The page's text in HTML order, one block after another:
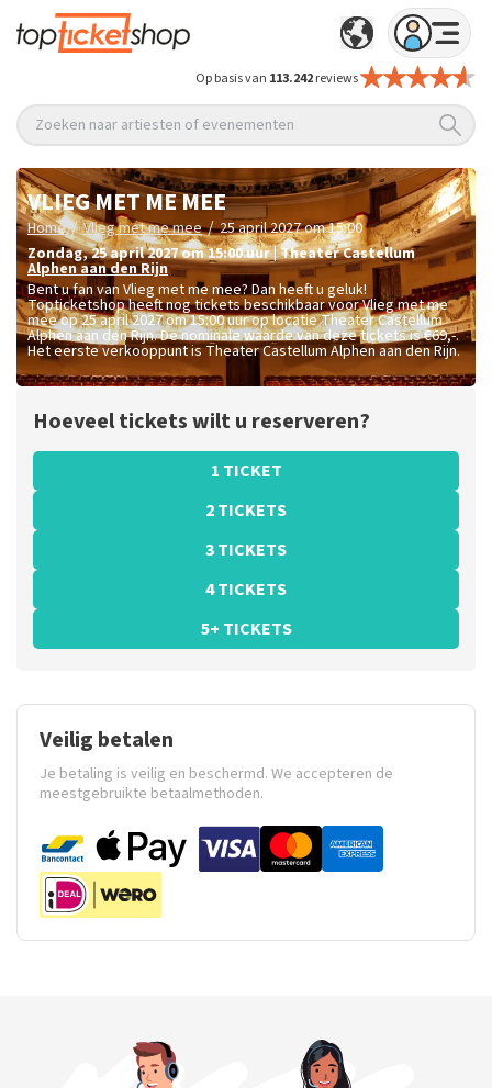
Op basis van 113.242reviews
Zoeken naar artiesten of evenementen
VLIEG MET ME MEE
Home / Vlieg met me mee / 25 april 2027 om 15:00
zondag,25 april 2027 om 15:00uur|Theater Castellum
Alphen aan den Rijn
Bent u fan van Vlieg met me mee? Dan heeft u geluk!
Topticketshop heeft nog tickets beschikbaar voor Vlieg met me
mee op 25 april 2027 om 15:00 uur op locatie Theater Castellum
Alphen aan den Rijn. De nominale waarde van deze tickets is€69,-.
Het eerste verkooppunt is Theater Castellum Alphen aan den Rijn.
Hoeveel tickets wilt u reserveren?
1 TICKET
2 TICKETS
3 TICKETS
4 TICKETS
5+ TICKETS
Veilig betalen
Je betaling is veilig en beschermd. We accepteren de
meestgebruikte betaalmethoden.